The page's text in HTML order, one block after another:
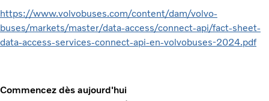
https://www.volvobuses.com/content/dam/volvo-
buses/markets/master/data-access/connect-api/fact-sheet-
data-access-services-connect-api-en-volvobuses-2024.pdf
Commencez dès aujourd'hui